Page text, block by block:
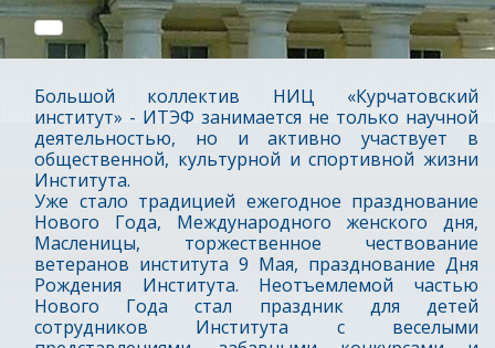
Большой коллектив НИЦ «Курчатовский
институт» - ИТЭФ занимается не только научной
деятельностью, но и активно участвует в
общественной, культурной и спортивной жизни
Института.
Уже стало традицией ежегодное празднование
Нового Года, Международного женского дня,
Масленицы, торжественное чествование
ветеранов института 9 Мая, празднование Дня
Рождения Института. Неотъемлемой частью
Нового Года стал праздник для детей
сотрудников Института с веселыми